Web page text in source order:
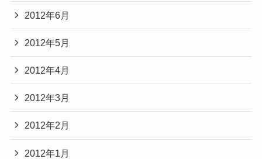
2012年6月
2012年5月
2012年4月
2012年3月
2012年2月
2012年1月